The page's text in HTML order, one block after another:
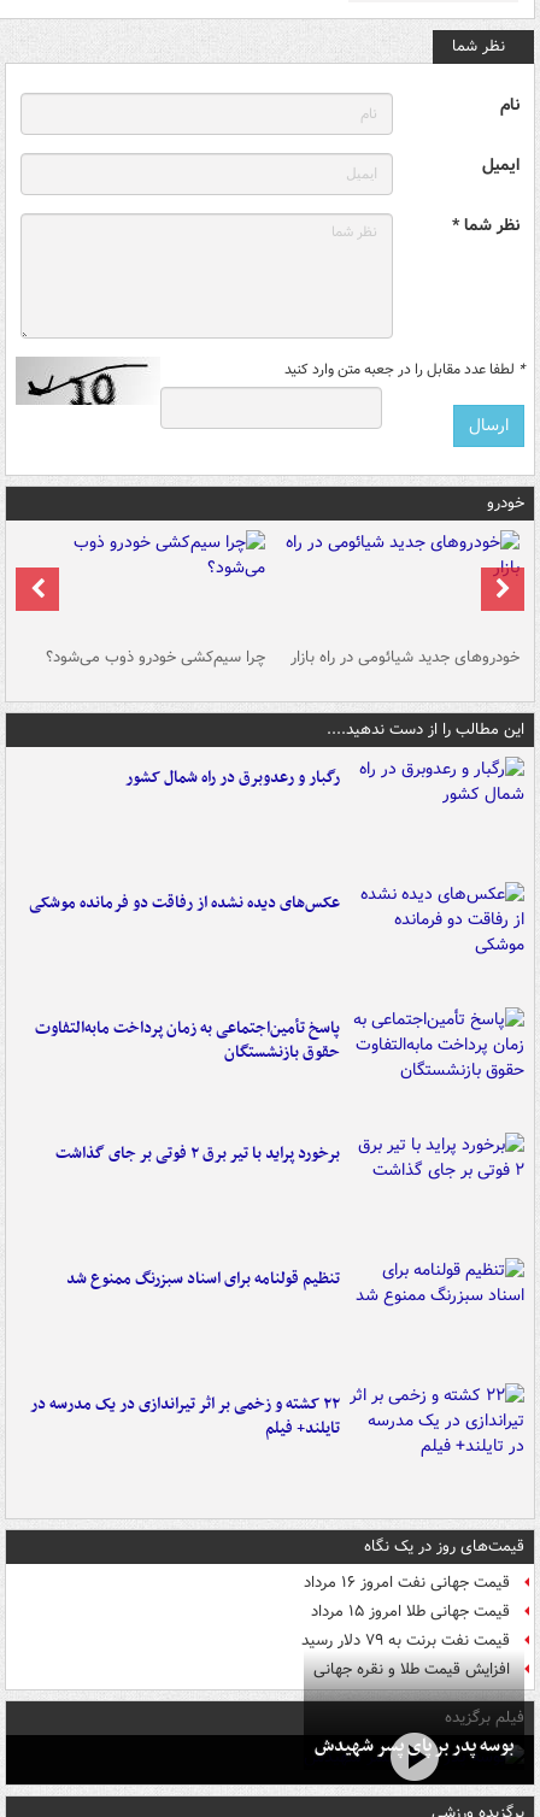
نظر شما
نام
ایمیل
نظر شما *
* لطفا عدد مقابل را در جعبه متن وارد کنید
خودرو
خودروهای جدید شیائومی در راه بازار چرا سیم‌کشی خودرو ذوب می‌شود؟
این مطالب را از دست ندهید....
رگبار و رعدوبرق در راه شمال کشور
عکس‌های دیده نشده از رفاقت دو فرمانده‌ موشکی
پاسخ تأمین‌اجتماعی به زمان پرداخت مابه‌التفاوت
حقوق بازنشستگان
برخورد پراید با تیر برق ۲ فوتی بر جای گذاشت
تنظیم قولنامه برای اسناد سبزرنگ ممنوع شد
۲۲ کشته و زخمی بر اثر تیراندازی در یک مدرسه در
تایلند+ فیلم
قیمت‌های روز در یک نگاه
قیمت جهانی نفت امروز ۱۶ مرداد
قیمت جهانی طلا امروز ۱۵ مرداد
قیمت نفت برنت به ۷۹ دلار رسید
افزایش قیمت طلا و نقره جهانی
فیلم برگزیده
بوسه‌ پدر بر پای پسر شهیدش